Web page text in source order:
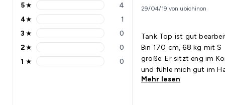
5 stars rating 4 reviews
5★ 4
4 stars rating 1 reviews
4★ 1
3 stars rating 0 reviews
3 ★ 0
2 stars rating 0 reviews
2★ 0
1 stars rating 0 reviews
1 ★ 0
29/04/19 von ubichinon
Tank Top ist gut
Bin 170 cm, 68 kg mit S
größe. Er sitzt eng im
und fühle mich gut im
Mehr lesen